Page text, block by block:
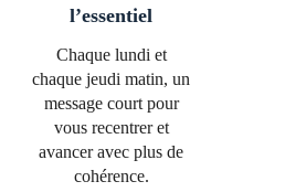
l’essentiel
Chaque lundi et
chaque jeudi matin, un
message court pour
vous recentrer et
avancer avec plus de
cohérence.